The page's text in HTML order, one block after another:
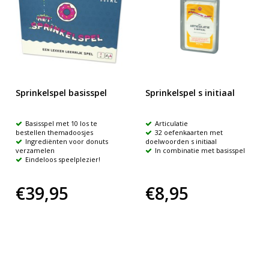
Sprinkelspel basisspel
Basisspel met 10 los te
bestellen themadoosjes
Ingrediënten voor donuts
verzamelen
Eindeloos speelplezier!
€39,95
Sprinkelspel s initiaal
Articulatie
32 oefenkaarten met
doelwoorden s initiaal
In combinatie met basisspel
€8,95